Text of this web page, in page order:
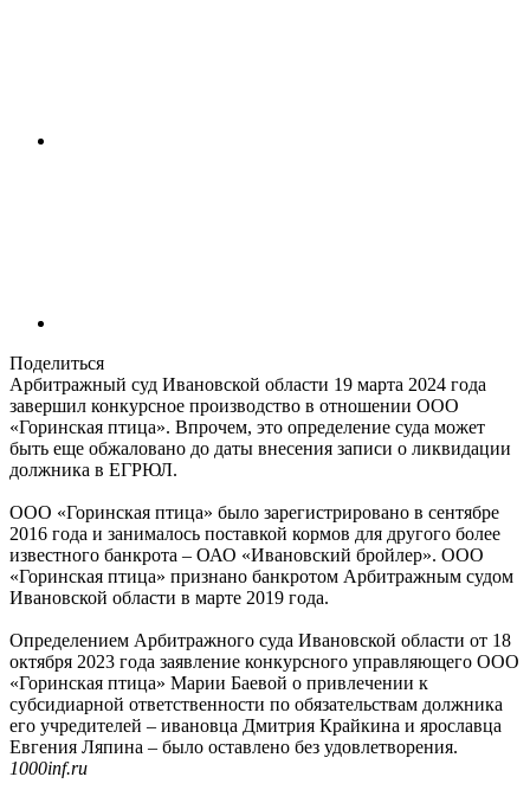
Поделиться
Арбитражный суд Ивановской области 19 марта 2024 года
завершил конкурсное производство в отношении ООО
«Горинская птица». Впрочем, это определение суда может
быть еще обжаловано до даты внесения записи о ликвидации
должника в ЕГРЮЛ.
ООО «Горинская птица» было зарегистрировано в сентябре
2016 года и занималось поставкой кормов для другого более
известного банкрота – ОАО «Ивановский бройлер». ООО
«Горинская птица» признано банкротом Арбитражным судом
Ивановской области в марте 2019 года.
Определением Арбитражного суда Ивановской области от 18
октября 2023 года заявление конкурсного управляющего ООО
«Горинская птица» Марии Баевой о привлечении к
субсидиарной ответственности по обязательствам должника
его учредителей – ивановца Дмитрия Крайкина и ярославца
Евгения Ляпина – было оставлено без удовлетворения.
1000inf.ru